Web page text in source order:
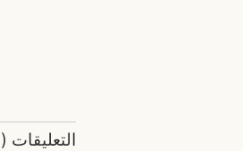
التعليقات (